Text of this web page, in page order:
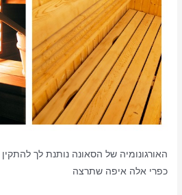
האורגונומיה של הסאונה נותנת לך
כפרי אלה איפה שתרצה